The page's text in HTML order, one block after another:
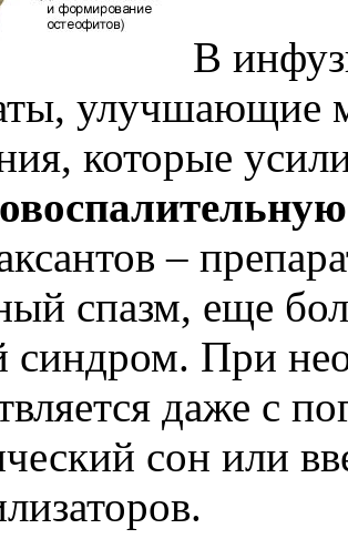
В
улучшающие
которые
–
спазм, еще
синдром. При
даже с
сон или